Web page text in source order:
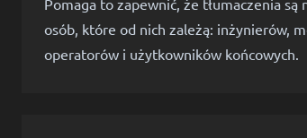
osób, które od nich zależą: inżynierów,
operatorów i użytkowników końcowych.